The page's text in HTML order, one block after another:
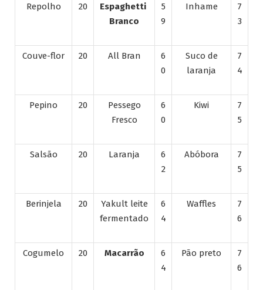
Repolho 20
Espaghetti
Branco
5
9
Inhame
7
3
Couve-flor 20 All Bran
6
0
Suco de
laranja
7
4
Pepino 20
Pessego
Fresco
6
0
Kiwi
7
5
Salsão 20 Laranja
6
2
Abóbora
7
5
Berinjela 20
Yakult leite
fermentado
6
4
Waffles
7
6
Cogumelo 20 Macarrão
6
4
Pão preto
7
6